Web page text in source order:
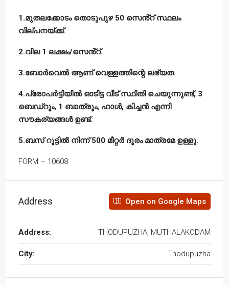
1.മുതലക്കോടം തൊടുപുഴ 50 സെൻ്റ് സ്ഥലം
വില്പനയ്ക്ക്.
2.വില 1 ലക്ഷം/സെൻ്റ്.
3.ബോർവെൽ ആണ് വെള്ളത്തിന്റെ ലഭ്യത.
4.പ്രോപർട്ടിയിൽ ഓടിട്ട വീട് സ്ഥിതി ചെയുന്നുണ്ട്, 3
ബെഡ്‌റൂം, 1 ബാത്രൂം, ഹാൾ, കിച്ചൻ എന്നി
സൗകര്യങ്ങൾ ഉണ്ട്.
5.ബസ് റൂട്ടിൽ നിന്ന് 500 മീറ്റർ ദൂരം മാത്രമേ ഉള്ളു.
FORM – 10608
Address Open on Google Maps
Address: THODUPUZHA, MUTHALAKODAM
City: Thodupuzha